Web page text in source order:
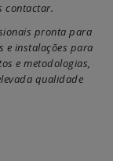
contactar.
pronta para
e instalações para
e metodologias,
qualidade